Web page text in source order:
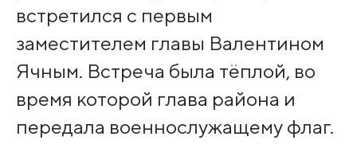
встретился с первым
заместителем главы Валентином
Ячным. Встреча была тёплой, во
время которой глава района и
передала военнослужащему флаг.